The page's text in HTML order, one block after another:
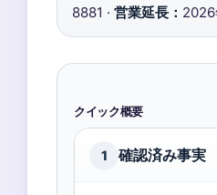
8881 · 営業延長：
クイック概要
1 確認済み事実